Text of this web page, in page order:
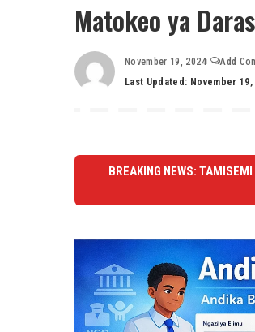
Matokeo ya
November 19, 2024
Add
Last Updated: November 19,
BREAKING NEWS: